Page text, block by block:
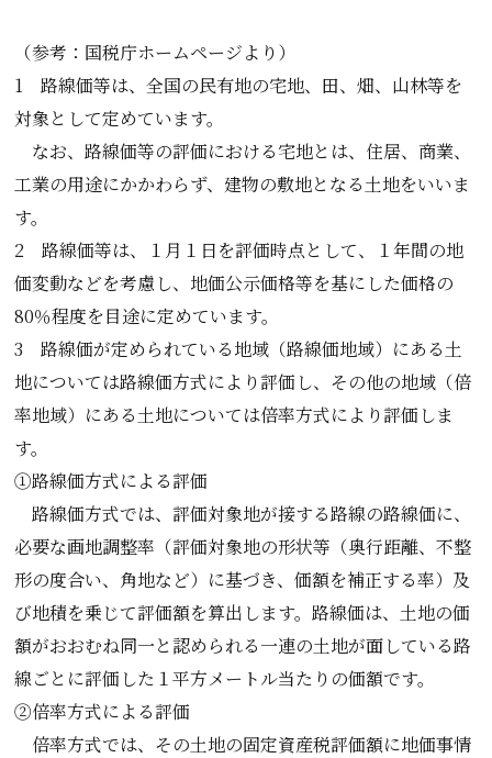
（参考：国税庁ホームページより）
1 路線価等は、全国の民有地の宅地、田、畑、山林等を
対象として定めています。
なお、路線価等の評価における宅地とは、住居、商業、
工業の用途にかかわらず、建物の敷地となる土地をいいま
す。
2 路線価等は、１月１日を評価時点として、１年間の地
価変動などを考慮し、地価公示価格等を基にした価格の
80％程度を目途に定めています。
3 路線価が定められている地域（路線価地域）にある土
地については路線価方式により評価し、その他の地域（倍
率地域）にある土地については倍率方式により評価しま
す。
①路線価方式による評価
路線価方式では、評価対象地が接する路線の路線価に、
必要な画地調整率（評価対象地の形状等（奥行距離、不整
形の度合い、角地など）に基づき、価額を補正する率）及
び地積を乗じて評価額を算出します。路線価は、土地の価
額がおおむね同一と認められる一連の土地が面している路
線ごとに評価した１平方メートル当たりの価額です。
②倍率方式による評価
倍率方式では、その土地の固定資産税評価額に地価事情